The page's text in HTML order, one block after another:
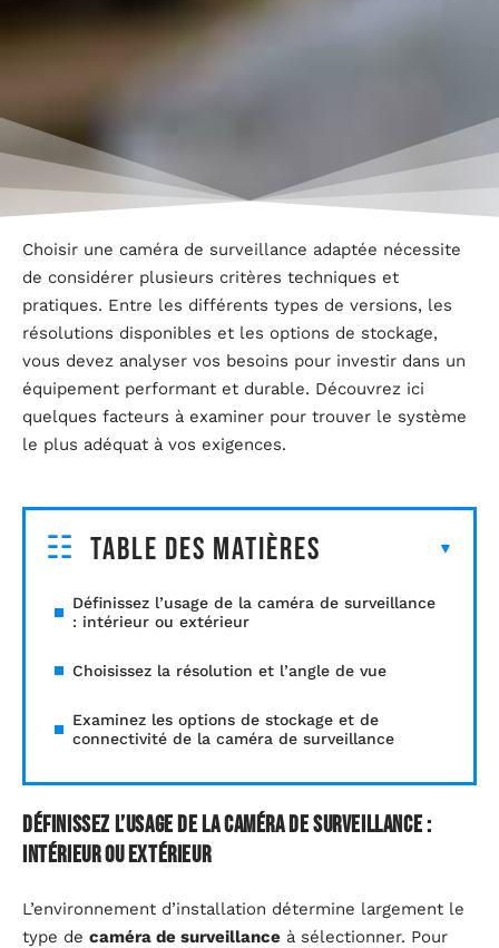
Choisir une caméra de surveillance adaptée nécessite
de considérer plusieurs critères techniques et
pratiques. Entre les différents types de versions, les
résolutions disponibles et les options de stockage,
vous devez analyser vos besoins pour investir dans un
équipement performant et durable. Découvrez ici
quelques facteurs à examiner pour trouver le système
le plus adéquat à vos exigences.
Table des matières
Définissez l’usage de la caméra de surveillance
: intérieur ou extérieur
Choisissez la résolution et l’angle de vue
Examinez les options de stockage et de
connectivité de la caméra de surveillance
Définissez l’usage de la caméra de surveillance :
intérieur ou extérieur
L’environnement d’installation détermine largement le
type de caméra de surveillance à sélectionner. Pour